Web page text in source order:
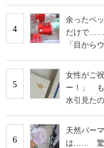
4
余ったペ
だけで……
「目から
5
女性がご
ー！」 も
水引見た
6
天然パー
は…… 驚